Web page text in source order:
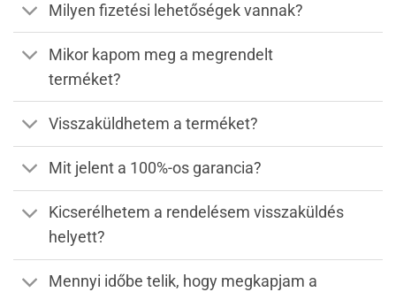
Milyen fizetési lehetőségek vannak?
Mikor kapom meg a megrendelt
terméket?
Visszaküldhetem a terméket?
Mit jelent a 100%-os garancia?
Kicserélhetem a rendelésem visszaküldés
helyett?
Mennyi időbe telik, hogy megkapjam a